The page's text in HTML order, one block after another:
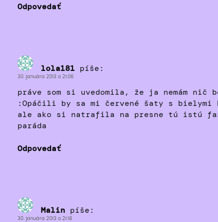
Odpovedať
lola181 píše:
30. januára 2013 o 21:06
práve som si uvedomila, že ja nemám nič
:Opáčili by sa mi červené šaty s bielymi
ale ako si natrafila na presne tú istú
paráda
Odpovedať
Malin píše:
30. januára 2013 o 21:18